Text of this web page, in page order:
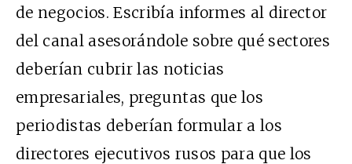
de negocios. Escribía informes al director
del canal asesorándole sobre qué sectores
deberían cubrir las noticias
empresariales, preguntas que los
periodistas deberían formular a los
directores ejecutivos rusos para que los